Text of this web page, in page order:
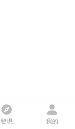
發現 我的